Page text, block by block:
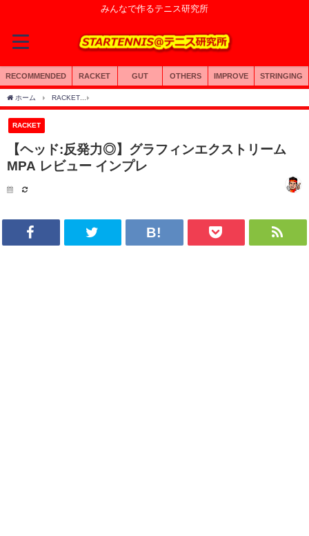
みんなで作るテニス研究所
RECOMMENDED RACKET GUT OTHERS IMPROVE STRINGING
ホーム RACKET
RACKET
【ヘッド:反発力◎】グラフィンエクストリーム
MPA レビュー インプレ